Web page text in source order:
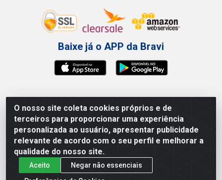
O nosso site coleta cookies próprios e de
terceiros para proporcionar uma experiência
personalizada ao usuário, apresentar publicidade
relevante de acordo com o seu perfil e melhorar a
qualidade do nosso site.
Aceito
Negar não essenciais
Baixe já o APP da Bravi
Bravi Consumíveis de Higiene e Descartáveis EIRELI -
CNPJ 19.457.137/0001-06
Av. Sul Gov. Cid Sampaio, 3125 - Galpão 000A -
Imbiribeira - Recife/PE - CEP 51.150-010